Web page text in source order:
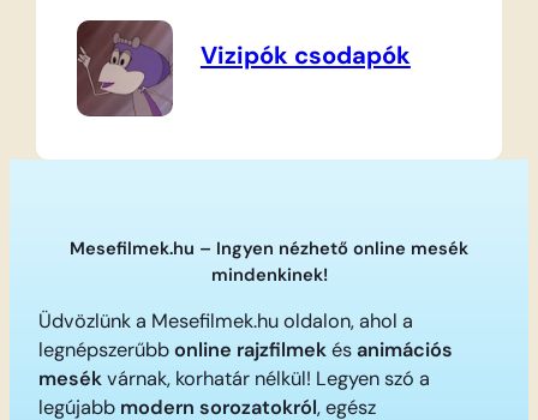
Vizipók csodapók
Mesefilmek.hu – Ingyen nézhető online mesék
mindenkinek!
Üdvözlünk a Mesefilmek.hu oldalon, ahol a
legnépszerűbbonline rajzfilmekésanimációs
mesékvárnak, korhatár nélkül! Legyen szó a
legújabb modern sorozatokról, egész